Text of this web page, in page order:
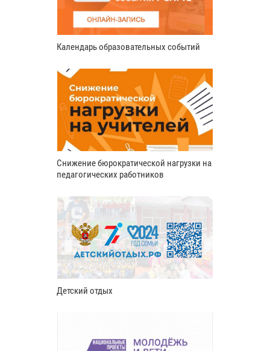
Календарь образовательных событий
Снижение бюрократической нагрузки на
педагогических работников
Детский отдых